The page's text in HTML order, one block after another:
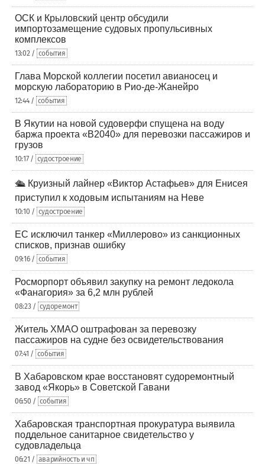
ОСК и Крыловский центр обсудили
импортозамещение судовых пропульсивных
комплексов
13:02 / события
Глава Морской коллегии посетил авианосец и
морскую лабораторию в Рио-де-Жанейро
12:44 / события
В Якутии на новой судоверфи спущена на воду
баржа проекта «В2040» для перевозки пассажиров и
грузов
10:17 / судостроение
🛳️ Круизный лайнер «Виктор Астафьев» для Енисея
приступил к ходовым испытаниям на Неве
10:10 / судостроение
ЕС исключил танкер «Миллерово» из санкционных
списков, признав ошибку
09:16 / события
Росморпорт объявил закупку на ремонт ледокола
«Фанагория» за 6,2 млн рублей
08:23 / судоремонт
Житель ХМАО оштрафован за перевозку
пассажиров на судне без освидетельствования
07:41 / события
В Хабаровском крае восстановят судоремонтный
завод «Якорь» в Советской Гавани
06:50 / события
Хабаровская транспортная прокуратура выявила
поддельное санитарное свидетельство у
судовладельца
06:21 / аварийность и чп